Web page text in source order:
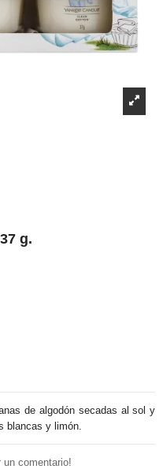
g.
de algodón secadas al sol y
blancas y limón.
un comentario!